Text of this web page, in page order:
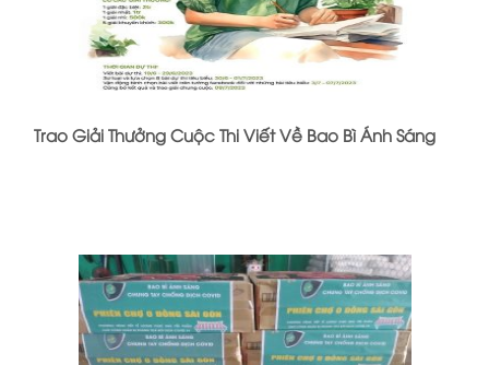
Trao Giải Thưởng Cuộc Thi Viết Về Bao Bì Ánh Sáng